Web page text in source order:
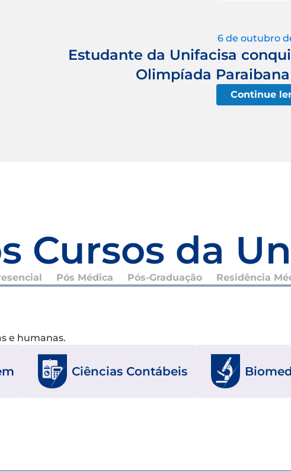
6 de outubro
Estudante da Unifacisa
Olimpíada
Continue
Cursos da
Pós Médica Pós-Graduação Residência
e humanas.
Ciências Contábeis